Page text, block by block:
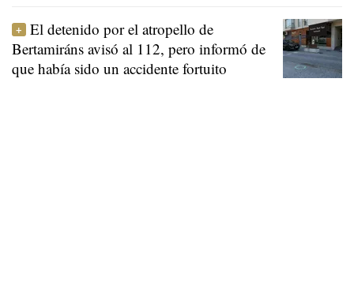
El detenido por el atropello de
Bertamiráns avisó al 112, pero informó de
que había sido un accidente fortuito